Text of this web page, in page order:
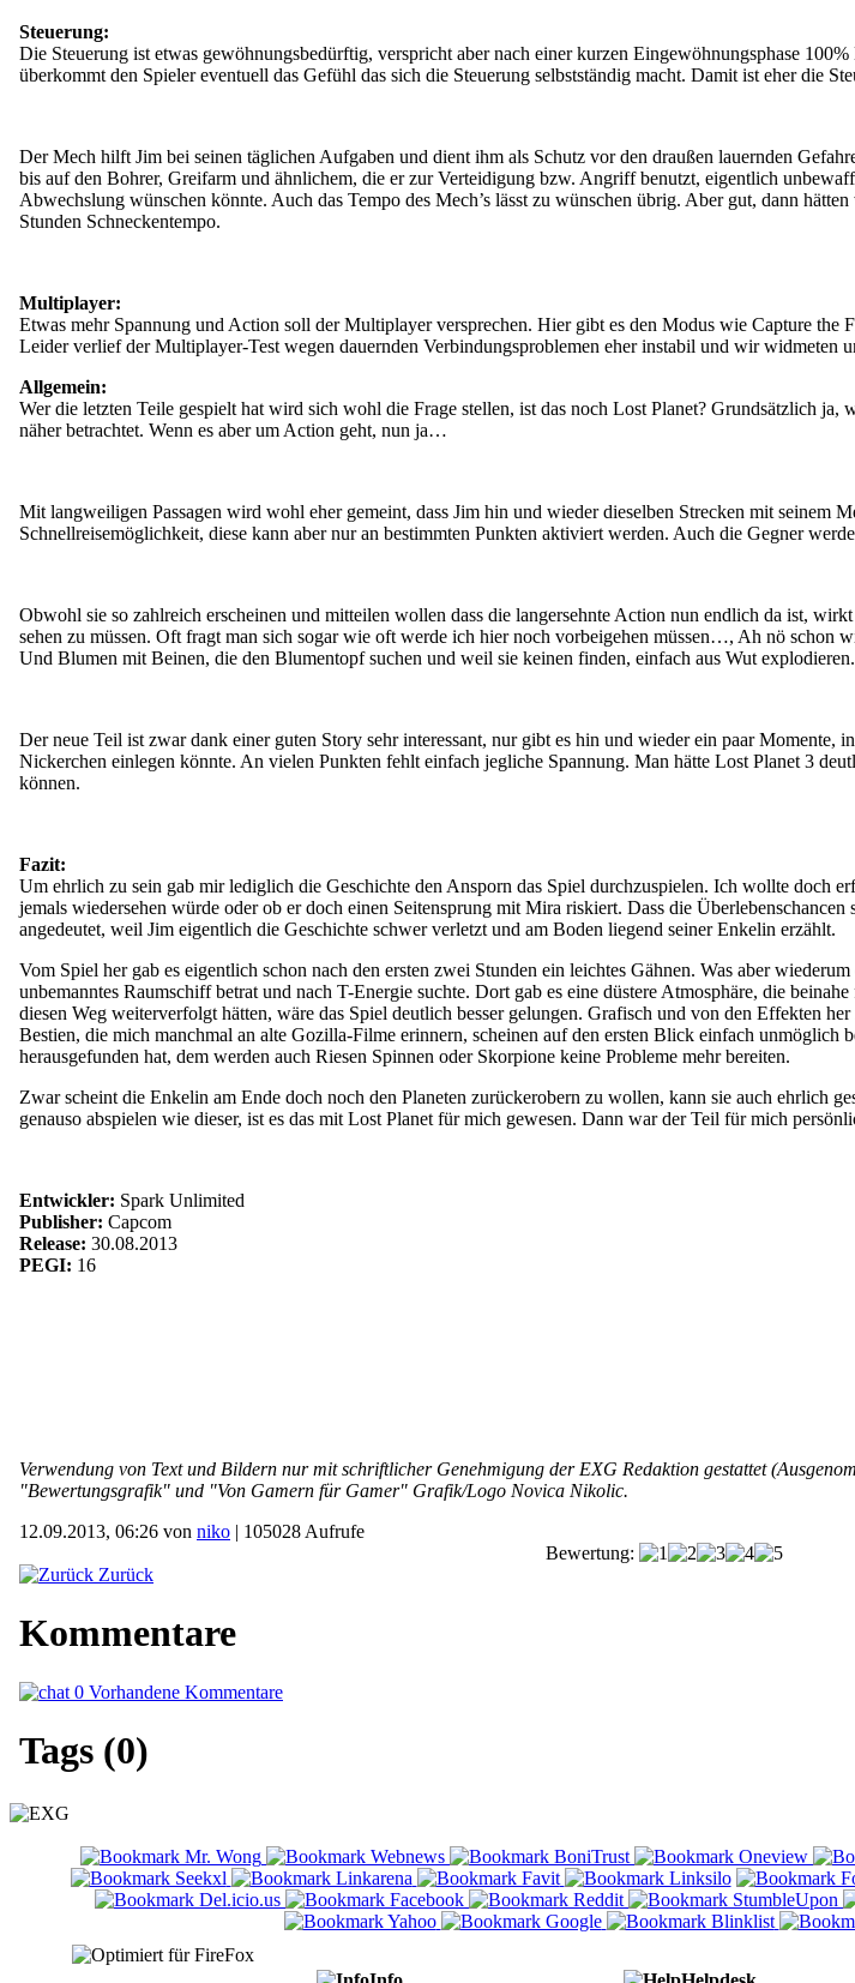
Steuerung:
Die Steuerung ist etwas gewöhnungsbedürftig, verspricht aber nach einer kurzen Eingewöhnungsphase
überkommt den Spieler eventuell das Gefühl das sich die Steuerung selbstständig macht. Damit ist eher die
Der Mech hilft Jim bei seinen täglichen Aufgaben und dient ihm als Schutz vor den draußen lauernden
bis auf den Bohrer, Greifarm und ähnlichem, die er zur Verteidigung bzw. Angriff benutzt, eigentlich
Abwechslung wünschen könnte. Auch das Tempo des Mech’s lässt zu wünschen übrig. Aber gut, dann
Stunden Schneckentempo.
Multiplayer:
Etwas mehr Spannung und Action soll der Multiplayer versprechen. Hier gibt es den Modus wie Capture the
Leider verlief der Multiplayer-Test wegen dauernden Verbindungsproblemen eher instabil und wir widmeten
Allgemein:
Wer die letzten Teile gespielt hat wird sich wohl die Frage stellen, ist das noch Lost Planet? Grundsätzlich
näher betrachtet. Wenn es aber um Action geht, nun ja…
Mit langweiligen Passagen wird wohl eher gemeint, dass Jim hin und wieder dieselben Strecken mit seinem
Schnellreisemöglichkeit, diese kann aber nur an bestimmten Punkten aktiviert werden. Auch die Gegner
Obwohl sie so zahlreich erscheinen und mitteilen wollen dass die langersehnte Action nun endlich da ist,
sehen zu müssen. Oft fragt man sich sogar wie oft werde ich hier noch vorbeigehen müssen…, Ah nö schon
Und Blumen mit Beinen, die den Blumentopf suchen und weil sie keinen finden, einfach aus Wut
Der neue Teil ist zwar dank einer guten Story sehr interessant, nur gibt es hin und wieder ein paar Momente,
Nickerchen einlegen könnte. An vielen Punkten fehlt einfach jegliche Spannung. Man hätte Lost Planet 3
können.
Fazit:
Um ehrlich zu sein gab mir lediglich die Geschichte den Ansporn das Spiel durchzuspielen. Ich wollte doch
jemals wiedersehen würde oder ob er doch einen Seitensprung mit Mira riskiert. Dass die
angedeutet, weil Jim eigentlich die Geschichte schwer verletzt und am Boden liegend seiner Enkelin erzählt.
Vom Spiel her gab es eigentlich schon nach den ersten zwei Stunden ein leichtes Gähnen. Was aber
unbemanntes Raumschiff betrat und nach T-Energie suchte. Dort gab es eine düstere Atmosphäre, die
diesen Weg weiterverfolgt hätten, wäre das Spiel deutlich besser gelungen. Grafisch und von den Effekten
Bestien, die mich manchmal an alte Gozilla-Filme erinnern, scheinen auf den ersten Blick einfach unmöglich
herausgefunden hat, dem werden auch Riesen Spinnen oder Skorpione keine Probleme mehr bereiten.
Zwar scheint die Enkelin am Ende doch noch den Planeten zurückerobern zu wollen, kann sie auch ehrlich
genauso abspielen wie dieser, ist es das mit Lost Planet für mich gewesen. Dann war der Teil für mich
Entwickler: Spark Unlimited
Publisher: Capcom
Release: 30.08.2013
PEGI: 16
Verwendung von Text und Bildern nur mit schriftlicher Genehmigung der EXG Redaktion gestattet
"Bewertungsgrafik" und "Von Gamern für Gamer" Grafik/Logo Novica Nikolic.
12.09.2013, 06:26 von niko | 105028 Aufrufe
Bewertung:
Zurück
Kommentare
0 Vorhandene Kommentare
Tags (0)